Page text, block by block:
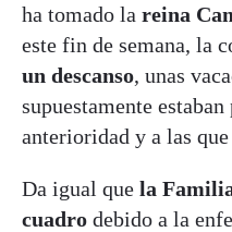
ha tomado la reina
este fin de semana, la
un descanso, unas
supuestamente estaban
anterioridad y a las
Da igual que la
cuadro debido a la